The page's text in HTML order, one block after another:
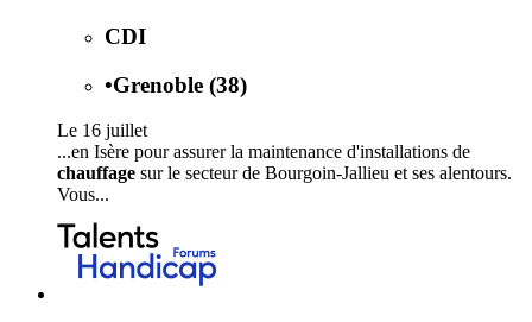
CDI
•Grenoble (38)
Le 16 juillet
...en Isère pour assurer la maintenance d'installations de
chauffage sur le secteur de Bourgoin-Jallieu et ses alentours.
Vous...